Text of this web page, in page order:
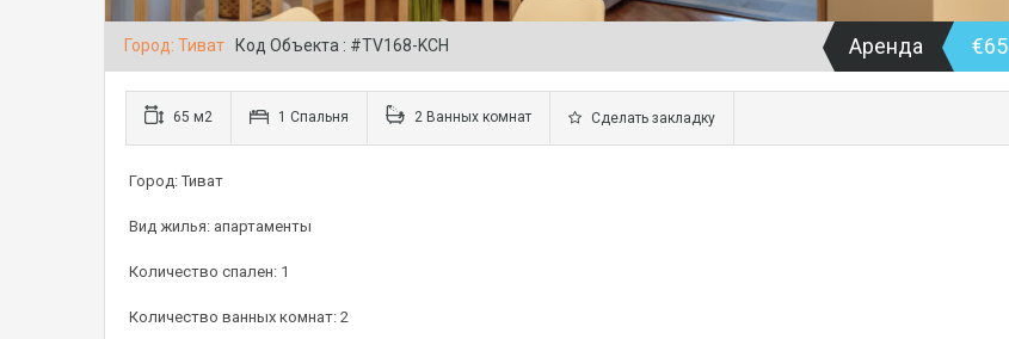
Город: Тиват Код Объекта : #TV168-KCH Аренда €65
65 м2 1 Спальня 2 Ванных комнат Сделать закладку
Город: Тиват
Вид жилья: апартаменты
Количество спален: 1
Количество ванных комнат: 2